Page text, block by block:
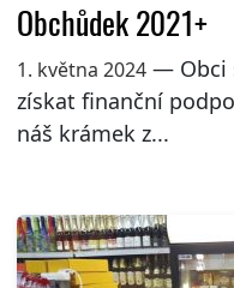
Obchůdek 2021+
1. května 2024— Obci
získat finanční
náš krámek z...